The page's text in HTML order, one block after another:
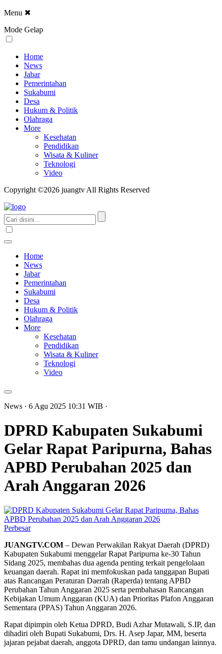
Menu ✖
Mode Gelap
Home
News
Jabar
Pemerintahan
Sukabumi
Desa
Hukum & Politik
Olahraga
More
Kesehatan
Pendidikan
Wisata & Kuliner
Teknologi
Video
Copyright ©2026 juangtv All Rights Reserved
Home
News
Jabar
Pemerintahan
Sukabumi
Desa
Hukum & Politik
Olahraga
More
Kesehatan
Pendidikan
Wisata & Kuliner
Teknologi
Video
News · 6 Agu 2025 10:31 WIB ·
DPRD Kabupaten Sukabumi
Gelar Rapat Paripurna, Bahas
APBD Perubahan 2025 dan
Arah Anggaran 2026
Perbesar
JUANGTV.COM – Dewan Perwakilan Rakyat Daerah (DPRD)
Kabupaten Sukabumi menggelar Rapat Paripurna ke-30 Tahun
Sidang 2025, membahas dua agenda penting terkait pengelolaan
keuangan daerah. Rapat ini memfokuskan pada tanggapan Bupati
atas Rancangan Peraturan Daerah (Raperda) tentang APBD
Perubahan Tahun Anggaran 2025 serta pembahasan Rancangan
Kebijakan Umum Anggaran (KUA) dan Prioritas Plafon Anggaran
Sementara (PPAS) Tahun Anggaran 2026.
Rapat dipimpin oleh Ketua DPRD, Budi Azhar Mutawali, S.IP, dan
dihadiri oleh Bupati Sukabumi, Drs. H. Asep Japar, MM, beserta
jajaran pejabat daerah, anggota DPRD, dan tamu undangan lainnya.